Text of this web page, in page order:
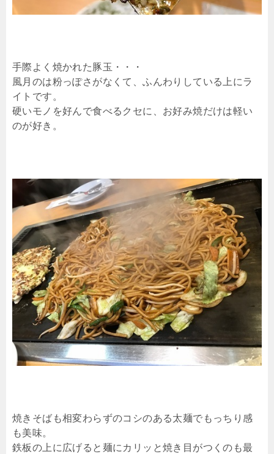
手際よく焼かれた豚玉・・・
風月のは粉っぽさがなくて、ふんわりしている上にラ
イトです。
硬いモノを好んで食べるクセに、お好み焼だけは軽い
のが好き。
焼きそばも相変わらずのコシのある太麺でもっちり感
も美味。
鉄板の上に広げると麺にカリッと焼き目がつくのも最